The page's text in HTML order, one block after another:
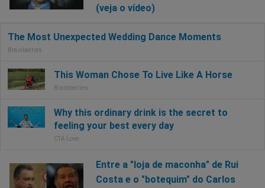
(veja o vídeo)
Entre a "loja de maconha" de Rui
Costa e o "botequim" do Carlos